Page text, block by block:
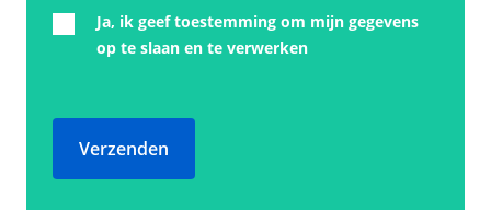
Ja, ik geef toestemming om mijn gegevens
op te slaan en te verwerken
Verzenden